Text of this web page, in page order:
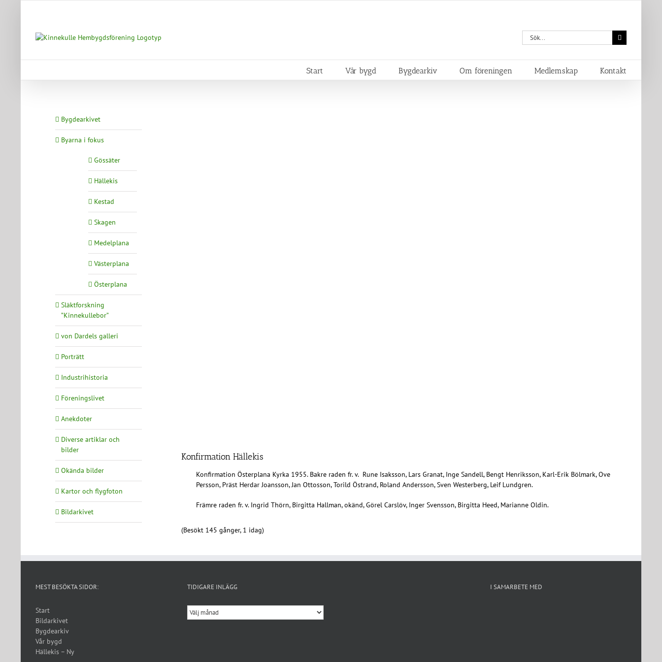
Sök
efter:
Start Vår bygd Bygdearkiv Om föreningen Medlemskap Kontakt
Konfirmation Hällekis
Konfirmation Österplana Kyrka 1955. Bakre raden fr. v. Rune Isaksson, Lars Granat, Inge Sandell, Bengt Henriksson, Karl-Erik Bölmark, Ove
Persson, Präst Herdar Joansson, Jan Ottosson, Torild Östrand, Roland Andersson, Sven Westerberg, Leif Lundgren.
Främre raden fr. v. Ingrid Thörn, Birgitta Hallman, okänd, Görel Carslöv, Inger Svensson, Birgitta Heed, Marianne Oldin.
(Besökt 145 gånger, 1 idag)
Bygdearkivet
Byarna i fokus
Gössäter
Hällekis
Kestad
Skagen
Medelplana
Västerplana
Österplana
Släktforskning
”Kinnekullebor”
von Dardels galleri
Porträtt
Industrihistoria
Föreningslivet
Anekdoter
Diverse artiklar och
bilder
Okända bilder
Kartor och flygfoton
Bildarkivet
MEST BESÖKTA SIDOR:
Start
Bildarkivet
Bygdearkiv
Vår bygd
Hällekis – Ny
TIDIGARE INLÄGG
Tidigare
inlägg
I SAMARBETE MED